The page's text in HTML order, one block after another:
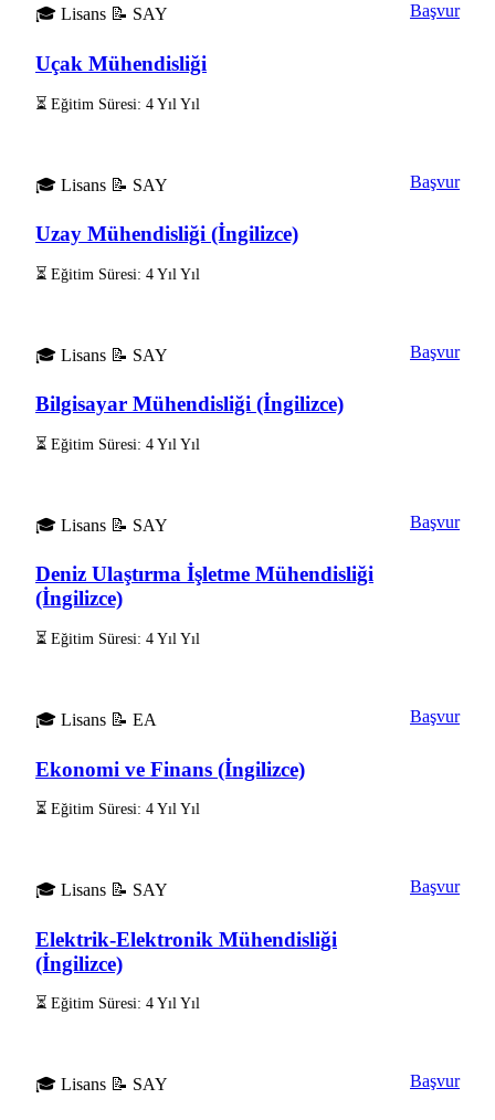
🎓 Lisans 📝 SAY
Uçak Mühendisliği
⏳ Eğitim Süresi: 4 Yıl Yıl
Başvur
🎓 Lisans 📝 SAY
Uzay Mühendisliği (İngilizce)
⏳ Eğitim Süresi: 4 Yıl Yıl
Başvur
🎓 Lisans 📝 SAY
Bilgisayar Mühendisliği (İngilizce)
⏳ Eğitim Süresi: 4 Yıl Yıl
Başvur
🎓 Lisans 📝 SAY
Deniz Ulaştırma İşletme Mühendisliği
(İngilizce)
⏳ Eğitim Süresi: 4 Yıl Yıl
Başvur
🎓 Lisans 📝 EA
Ekonomi ve Finans (İngilizce)
⏳ Eğitim Süresi: 4 Yıl Yıl
Başvur
🎓 Lisans 📝 SAY
Elektrik-Elektronik Mühendisliği
(İngilizce)
⏳ Eğitim Süresi: 4 Yıl Yıl
Başvur
🎓 Lisans 📝 SAY Başvur